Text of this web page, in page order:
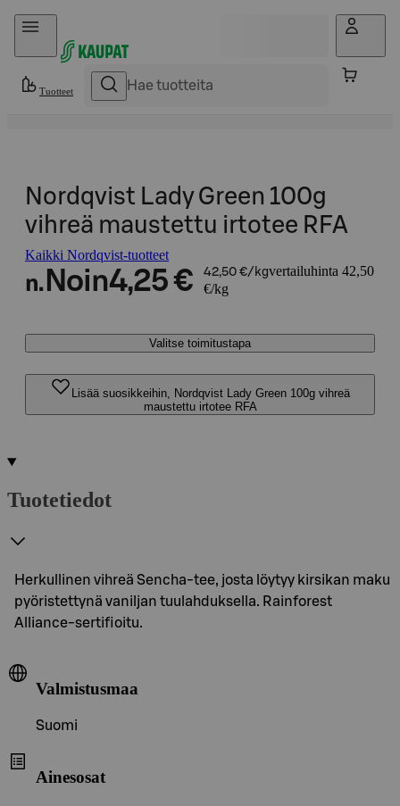
Hyppää sisältöön
Tuotteet
Nordqvist Lady Green 100g
vihreä maustettu irtotee RFA
Kaikki Nordqvist-tuotteet
n. Noin4,25 € 42,50 €/kgvertailuhinta 42,50
€/kg
Valitse toimitustapa
Lisää suosikkeihin, Nordqvist Lady Green 100g vihreä
maustettu irtotee RFA
Tuotetiedot
Herkullinen vihreä Sencha-tee, josta löytyy kirsikan maku
pyöristettynä vaniljan tuulahduksella. Rainforest
Alliance-sertifioitu.
Valmistusmaa
Suomi
Ainesosat